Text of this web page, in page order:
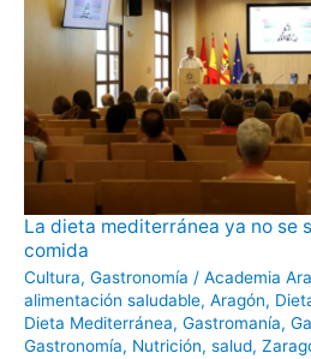
La dieta mediterránea ya no se
comida
Cultura, Gastronomía / Academia
alimentación saludable, Aragón,
Dieta Mediterránea, Gastromanía,
Gastronomía, Nutrición, salud,
La
dieta
mediterránea
no
se
salva
solo
con